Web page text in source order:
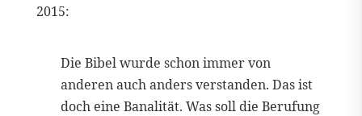
2015:
Die Bibel wurde schon immer von
anderen auch anders verstanden. Das ist
doch eine Banalität. Was soll die Berufung